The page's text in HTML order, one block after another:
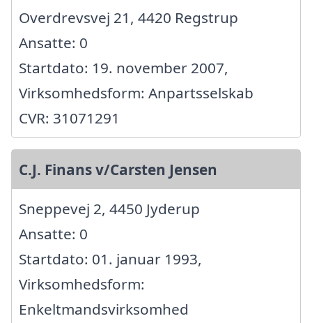
Overdrevsvej 21, 4420 Regstrup
Ansatte: 0
Startdato: 19. november 2007,
Virksomhedsform: Anpartsselskab
CVR: 31071291
C.J. Finans v/Carsten Jensen
Sneppevej 2, 4450 Jyderup
Ansatte: 0
Startdato: 01. januar 1993,
Virksomhedsform:
Enkeltmandsvirksomhed